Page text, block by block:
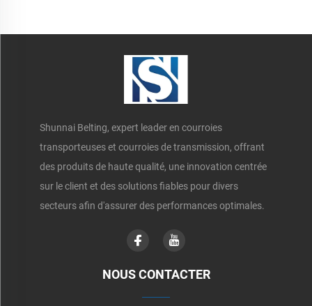
Shunnai Belting, expert leader en courroies
transporteuses et courroies de transmission, offrant
des produits de haute qualité, une innovation centrée
sur le client et des solutions fiables pour divers
secteurs afin d'assurer des performances optimales.
NOUS CONTACTER